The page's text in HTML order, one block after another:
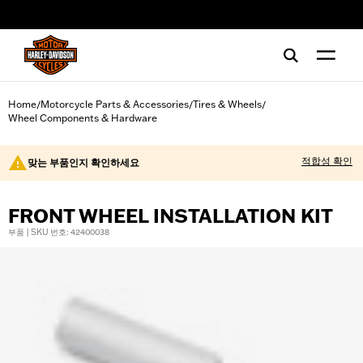
Home/Motorcycle Parts & Accessories/Tires & Wheels/
Wheel Components & Hardware
맞는 부품인지 확인하세요 적합성 확인
FRONT WHEEL INSTALLATION KIT
부품 | SKU 번호: 42400038